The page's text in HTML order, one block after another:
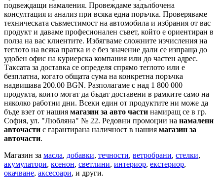
подвеждащи намаления. Провеждаме задълбочена
консултация и анализ при всяка една поръчка. Проверяваме
техническата съвместимост на автомобила и избрания от вас
продукт и даваме професионален съвет, който е ориентиран в
полза на вас клиентите. Избягваме сложните изчисления на
теглото на всяка пратка и е без значение дали се изпраща до
удобен офис на куриерска компания или до частен адрес.
Таксата за доставка се определя спрямо теглото или е
безплатна, когато общата сума на конкретна поръчка
надвишава 200.00 BGN. Разполагаме с над 1 800 000
продукта, които могат да бъдат доставени в рамките само на
няколко работни дни. Всеки един от продуктите ни може да
бъде взет от нашия магазин за авто части намиращ се в гр.
София, ул. "Любляна" № 22. Редовни промоции на намалени
авточасти с гарантирана наличност в нашия магазин за
авточасти.
Магазин за масла, добавки, течности, ветробрани, стелки,
акумулатори, ксенон, светлини, интериор, екстериор,
окачване, аксесоари, и други.